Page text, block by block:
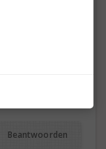
Beantwoorden